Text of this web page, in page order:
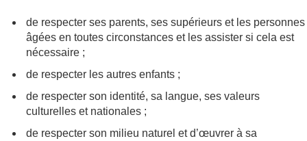
de respecter ses parents, ses supérieurs et les personnes
âgées en toutes circonstances et les assister si cela est
nécessaire ;
de respecter les autres enfants ;
de respecter son identité, sa langue, ses valeurs
culturelles et nationales ;
de respecter son milieu naturel et d’œuvrer à sa